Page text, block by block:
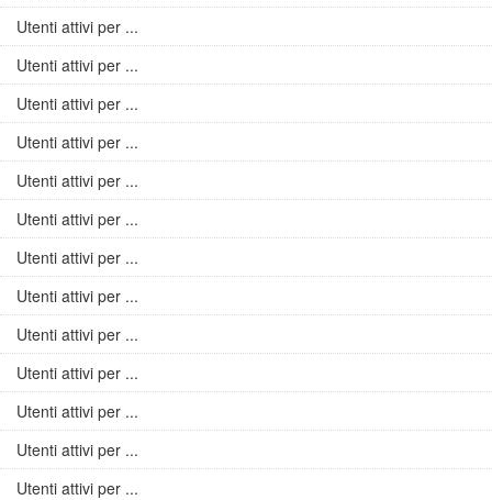
Utenti attivi per ...
Utenti attivi per ...
Utenti attivi per ...
Utenti attivi per ...
Utenti attivi per ...
Utenti attivi per ...
Utenti attivi per ...
Utenti attivi per ...
Utenti attivi per ...
Utenti attivi per ...
Utenti attivi per ...
Utenti attivi per ...
Utenti attivi per ...